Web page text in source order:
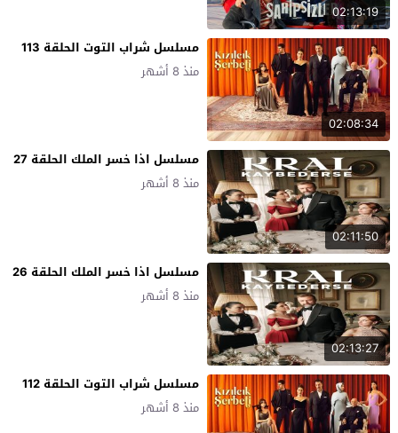
02:13:19
02:08:34
مسلسل شراب التوت الحلقة 113
منذ 8 أشهر
02:11:50
مسلسل اذا خسر الملك الحلقة 27
منذ 8 أشهر
02:13:27
مسلسل اذا خسر الملك الحلقة 26
منذ 8 أشهر
مسلسل شراب التوت الحلقة 112
منذ 8 أشهر